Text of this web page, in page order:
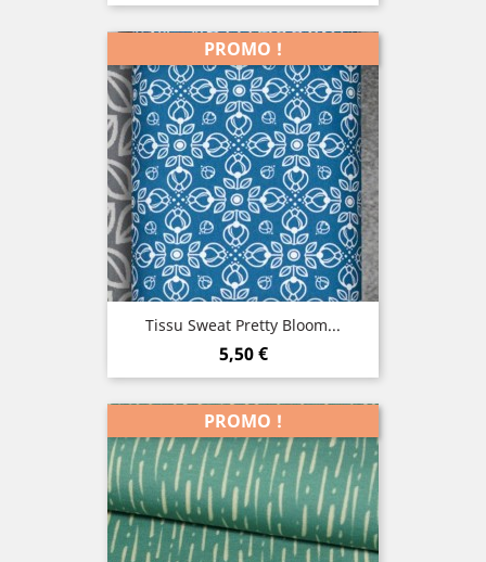
Tissu Sweat Pretty Bloom...
Prix
5,50 €
PROMO !
PROMO !